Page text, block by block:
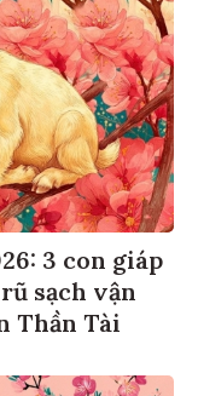
3 con giáp
sạch vận
Thần Tài